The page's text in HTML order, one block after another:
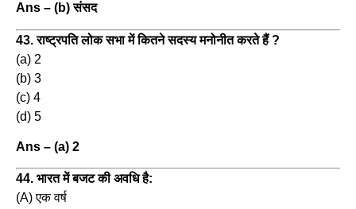
Ans – (b) संसद
43. राष्ट्रपति लोक सभा में कितने सदस्य मनोनीत करते हैं ?
(a) 2
(b) 3
(c) 4
(d) 5
Ans – (a) 2
44. भारत में बजट की अवधि है:
(A) एक वर्ष